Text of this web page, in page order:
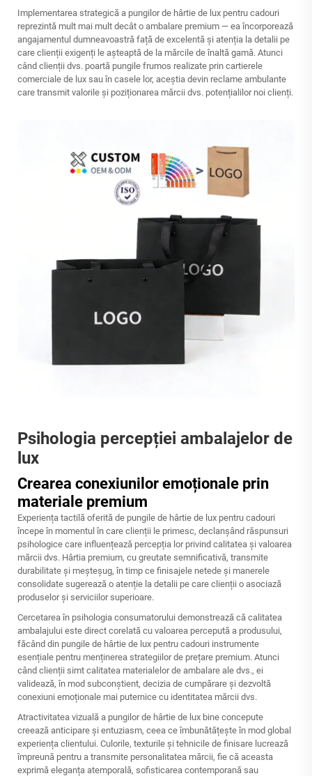
Implementarea strategică a pungilor de hârtie de lux pentru cadouri
reprezintă mult mai mult decât o ambalare premium — ea încorporează
angajamentul dumneavoastră față de excelentă și atenția la detalii pe
care clienții exigenți le așteaptă de la mărcile de înaltă gamă. Atunci
când clienții dvs. poartă pungile frumos realizate prin cartierele
comerciale de lux sau în casele lor, aceștia devin reclame ambulante
care transmit valorile și poziționarea mărcii dvs. potențialilor noi clienți.
Psihologia percepției ambalajelor de
lux
Crearea conexiunilor emoționale prin
materiale premium
Experiența tactilă oferită de pungile de hârtie de lux pentru cadouri
începe în momentul în care clienții le primesc, declanșând răspunsuri
psihologice care influențează percepția lor privind calitatea și valoarea
mărcii dvs. Hârtia premium, cu greutate semnificativă, transmite
durabilitate și meșteșug, în timp ce finisajele netede și manerele
consolidate sugerează o atenție la detalii pe care clienții o asociază
produselor și serviciilor superioare.
Cercetarea în psihologia consumatorului demonstrează că calitatea
ambalajului este direct corelată cu valoarea percepută a produsului,
făcând din pungile de hârtie de lux pentru cadouri instrumente
esențiale pentru menținerea strategiilor de prețare premium. Atunci
când clienții simt calitatea materialelor de ambalare ale dvs., ei
validează, în mod subconștient, decizia de cumpărare și dezvoltă
conexiuni emoționale mai puternice cu identitatea mărcii dvs.
Atractivitatea vizuală a pungilor de hârtie de lux bine concepute
creează anticipare și entuziasm, ceea ce îmbunătățește în mod global
experiența clientului. Culorile, texturile și tehnicile de finisare lucrează
împreună pentru a transmite personalitatea mărcii, fie că aceasta
exprimă eleganța atemporală, sofisticarea contemporană sau